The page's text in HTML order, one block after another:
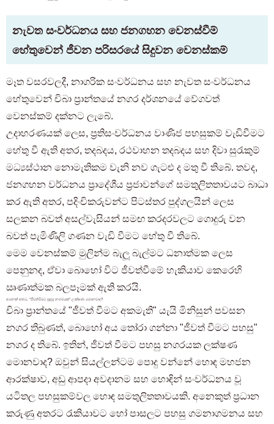
නැවත සංවර්ධනය සහ ජනගහන වෙනස්වීම්
හේතුවෙන් ජීවන පරිසරයේ සිදුවන වෙනස්කම්
මෑත වසරවලදී, නාගරික සංවර්ධනය සහ නැවත සංවර්ධනය
හේතුවෙන් චිබා ප්‍රාන්තයේ නගර දර්ශනයේ වේගවත්
වෙනස්කම් දක්නට ලැබේ.
උදාහරණයක් ලෙස, ප්‍රතිසංවර්ධනය වාණිජ පහසුකම් වැඩිවීමට
හේතු වී ඇති අතර, තදබදය, රථවාහන තදබදය සහ දිවා සුරැකුම්
මධ්‍යස්ථාන නොමැතිකම වැනි නව ගැටළු ද මතු වී තිබේ. තවද,
ජනගහන වර්ධනය ප්‍රාදේශීය ප්‍රජාවන්ගේ සමතුලිතතාවයට බාධා
කර ඇති අතර, පදිංචිකරුවන්ට පිටස්තර පුද්ගලයින් ලෙස
සලකන බවත් අසල්වැසියන් සමඟ කරදරවලට ගොදුරු වන
බවත් පැමිණිලි ගණන වැඩි වීමට හේතු වී තිබේ.
මෙම වෙනස්කම් මුලින්ම බැලූ බැල්මට ධනාත්මක ලෙස
පෙනුනද, ඒවා බොහෝ විට ජීවත්වීමේ හැකියාව කෙරෙහි
ඍණාත්මක බලපෑමක් ඇති කරයි.
අනෙක් අතට, "ජීවත්වීමට සුදුසු නගරයක" ලක්ෂණ මොනවාද?
චිබා ප්‍රාන්තයේ "ජීවත් වීමට අකමැති" යැයි මිනිසුන් පවසන
නගර තිබුණත්, බොහෝ අය තෝරා ගන්නා "ජීවත් වීමට පහසු"
නගර ද තිබේ. ඉතින්, ජීවත් වීමට පහසු නගරයක ලක්ෂණ
මොනවාද? ඔවුන් සියල්ලන්ටම පොදු වන්නේ හොඳ මහජන
ආරක්ෂාව, අඩු ආපදා අවදානම සහ හොඳින් සංවර්ධනය වූ
යටිතල පහසුකම්වල හොඳ සමතුලිතතාවයකි. අනෙකුත් ප්‍රධාන
කරුණු අතරට රැකියාවට හෝ පාසලට පහසු ගමනාගමනය සහ